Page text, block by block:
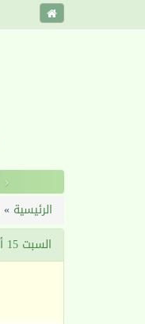
‹
الرئيسية »
السبت 15 أبريل 2023 - 24 رمضان 1444هـ